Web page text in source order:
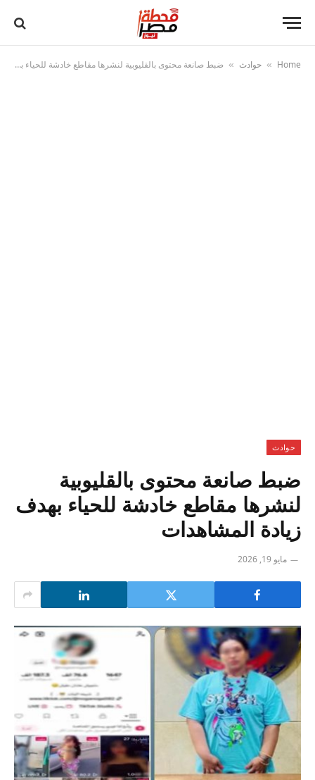
Home
» حوادث » ضبط صانعة محتوى بالقليوبية لنشرها مقاطع خادشة للحياء بهدف زيادة المشاهدات
حوادث
ضبط صانعة محتوى بالقليوبية
لنشرها مقاطع خادشة للحياء بهدف
زيادة المشاهدات
مايو 19, 2026